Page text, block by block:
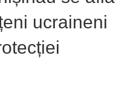
ucraineni